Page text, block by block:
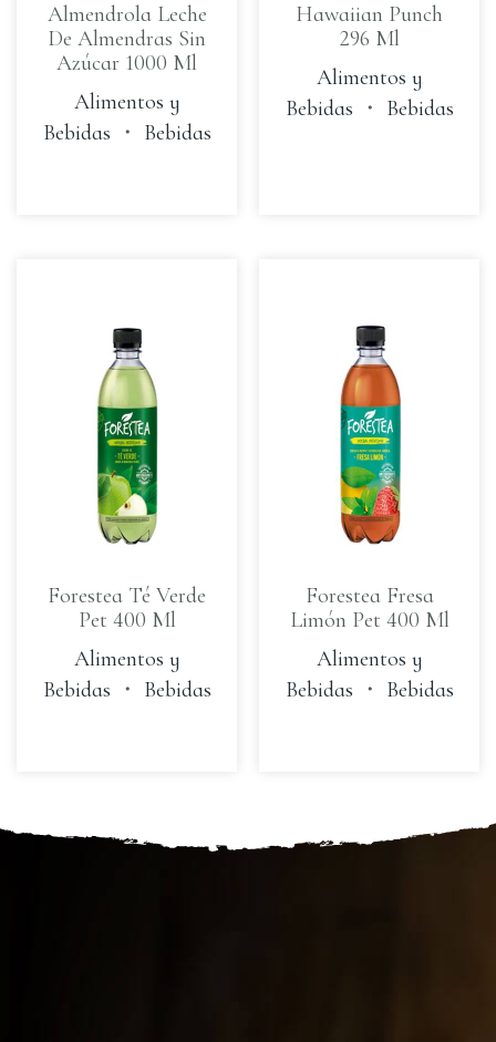
Almendrola Leche
De Almendras Sin
Azúcar 1000 Ml
Alimentos y
Bebidas ・ Bebidas
Hawaiian Punch
296 Ml
Alimentos y
Bebidas ・ Bebidas
Forestea Té Verde
Pet 400 Ml
Alimentos y
Bebidas ・ Bebidas
Forestea Fresa
Limón Pet 400 Ml
Alimentos y
Bebidas ・ Bebidas